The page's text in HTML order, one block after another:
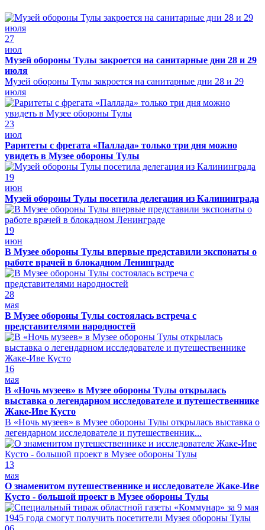
27
июл
Музей обороны Тулы закроется на санитарные дни 28 и 29
июля
Музей обороны Тулы закроется на санитарные дни 28 и 29
июля
23
июл
Раритеты с фрегата «Паллада» только три дня можно
увидеть в Музее обороны Тулы
19
июн
Музей обороны Тулы посетила делегация из Калининграда
19
июн
В Музее обороны Тулы впервые представили экспонаты о
работе врачей в блокадном Ленинграде
28
мая
В Музее обороны Тулы состоялась встреча с
представителями народностей
16
мая
В «Ночь музеев» в Музее обороны Тулы открылась
выставка о легендарном исследователе и путешественнике
Жаке-Иве Кусто
В «Ночь музеев» в Музее обороны Тулы открылась выставка о
легендарном исследователе и путешественник...
13
мая
О знаменитом путешественнике и исследователе Жаке-Иве
Кусто - большой проект в Музее обороны Тулы